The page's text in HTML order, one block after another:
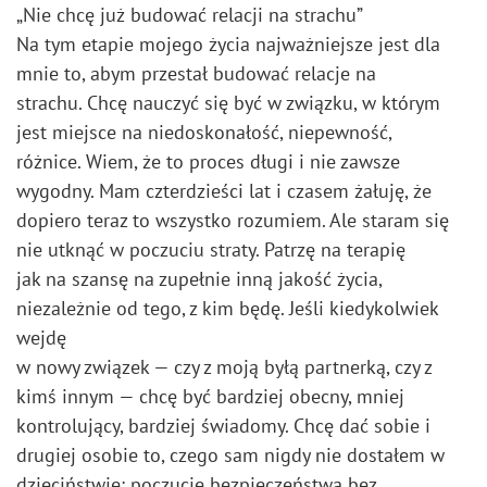
„Nie chcę już budować relacji na strachu”
Na tym etapie mojego życia najważniejsze jest dla
mnie to, abym przestał budować relacje na
strachu. Chcę nauczyć się być w związku, w którym
jest miejsce na niedoskonałość, niepewność,
różnice. Wiem, że to proces długi i nie zawsze
wygodny. Mam czterdzieści lat i czasem żałuję, że
dopiero teraz to wszystko rozumiem. Ale staram się
nie utknąć w poczuciu straty. Patrzę na terapię
jak na szansę na zupełnie inną jakość życia,
niezależnie od tego, z kim będę. Jeśli kiedykolwiek
wejdę
w nowy związek — czy z moją byłą partnerką, czy z
kimś innym — chcę być bardziej obecny, mniej
kontrolujący, bardziej świadomy. Chcę dać sobie i
drugiej osobie to, czego sam nigdy nie dostałem w